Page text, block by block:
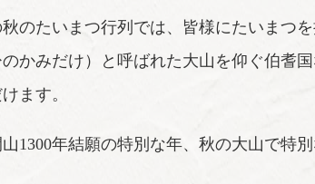
のたいまつ行列では、皆様にたいまつ
かみだけ）と呼ばれた大山を仰ぐ伯耆
ます。
1300年結願の特別な年、秋の大山で特